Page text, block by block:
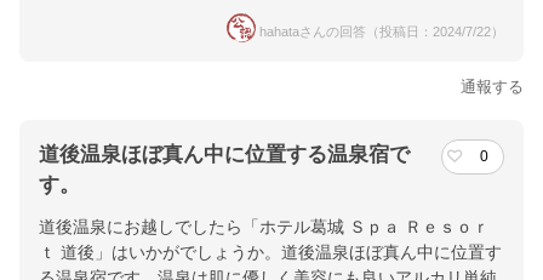
hahataさんの回答（投稿日：2024/7/22）
通報する
道後温泉ほぼ真ん中に位置する温泉宿で
す。
0
道後温泉にお越しでしたら「ホテル葛城 Ｓｐａ Ｒｅｓｏｒ
ｔ 道後」はいかがでしょうか。道後温泉ほぼ真ん中に位置す